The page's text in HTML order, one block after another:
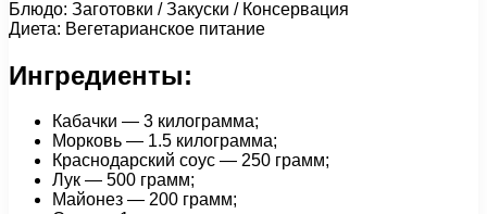
Блюдо: Заготовки / Закуски / Консервация
Диета: Вегетарианское питание
Ингредиенты:
Кабачки — 3 килограмма;
Морковь — 1.5 килограмма;
Краснодарский соус — 250 грамм;
Лук — 500 грамм;
Майонез — 200 грамм;